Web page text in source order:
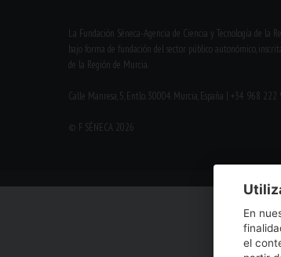
La Fundación Séneca-Agencia de Ciencia y Tecnología de la
bajo forma de fundación del sector público autonómico,
de la Región de Murcia.
Calle Manresa, 5, Entlo. 30004. Murcia, España | +34 968 222
© F SÉNECA 2026
En
el